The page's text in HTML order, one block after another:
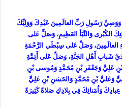
وَوَصِيِّ رَسُولِ رَبِّ العالَمِينَ عَبْدِكَ وَوَلِيِّكَ
وَالنَّبَأ العَظِيمِ، وَصَلِّ عَلى
العالَمِينَ، وَصَلِّ عَلى سِبْطَي الرَّحْمَةِ
شَبابِ أَهْلِ الجَنَّةِ، وَصَلِّ عَلى أَئِمَّةِ
عَلِيٍّ وَجَعْفَرِ بْنِ مُحَمَّدٍ وَمُوسى بْنِ
وَعَليٍّ بْنِ مُحَمَّدٍ وَالحَسَنِ بْنِ عَلِيٍّ
وَاُمَنائِكَ فِي بِلادِكِ صَلاةً كَثِيرَةً